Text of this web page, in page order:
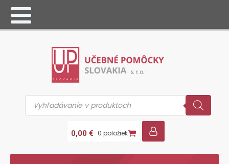
Products
search
0,00 € 0 položiek